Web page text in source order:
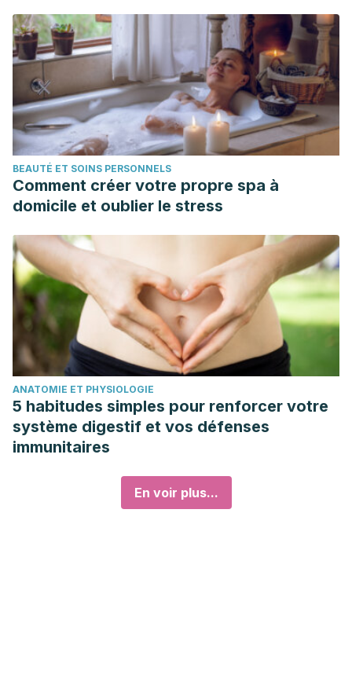
BEAUTÉ ET SOINS PERSONNELS
Comment créer votre propre spa à
domicile et oublier le stress
ANATOMIE ET PHYSIOLOGIE
5 habitudes simples pour renforcer votre
système digestif et vos défenses
immunitaires
En voir plus...